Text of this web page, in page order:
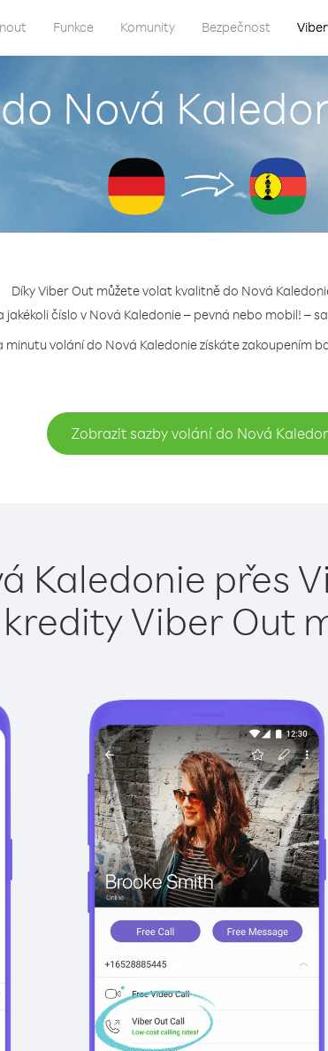
Funkce Komunity Bezpečnost
Nová
Díky Viber Out můžete volat kvalitně do Nová
jakékoli číslo v Nová Kaledonie – pevná nebo mobil! –
minutu volání do Nová Kaledonie získáte zakoupením
Zobrazit sazby volání do Nová
Kaledonie přes
kredity Viber Out